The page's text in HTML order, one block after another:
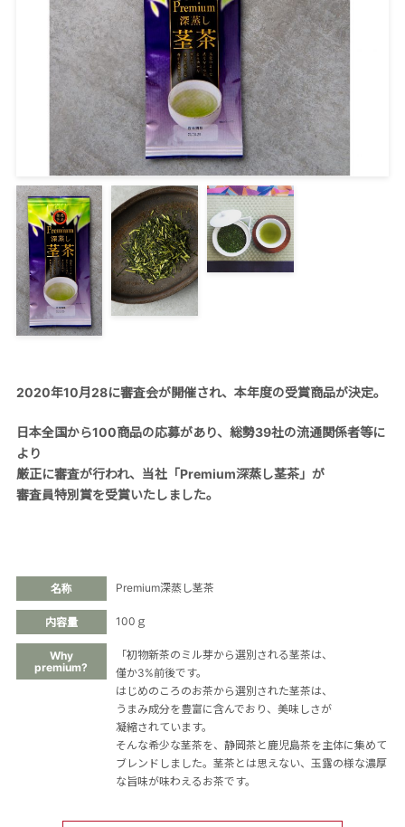
2020年10月28に審査会が開催され、本年度の受賞商品が決定。
日本全国から100商品の応募があり、総勢39社の流通関係者等に
より
厳正に審査が行われ、当社「Premium深蒸し茎茶」が
審査員特別賞を受賞いたしました。
名称 Premium深蒸し茎茶
内容量 100ｇ
Why
premium?
「初物新茶のミル芽から選別される茎茶は、
僅か3%前後です。
はじめのころのお茶から選別された茎茶は、
うまみ成分を豊富に含んでおり、美味しさが
凝縮されています。
そんな希少な茎茶を、静岡茶と鹿児島茶を主体に集めて
ブレンドしました。茎茶とは思えない、玉露の様な濃厚
な旨味が味わえるお茶です。